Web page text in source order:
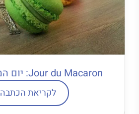
Jour du Macaron: יום המקרון בפריז
לקריאת הכתבה